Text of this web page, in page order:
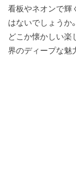
看板やネオンで輝
はないでしょうか
どこか懐かしい楽
界のディープな魅